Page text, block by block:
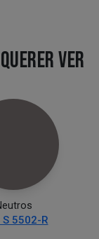
VER
S 5502-R